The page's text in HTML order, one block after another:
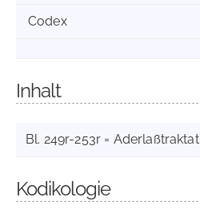
Codex
Inhalt
Bl. 249r-253r = Aderlaßtraktat
Kodikologie